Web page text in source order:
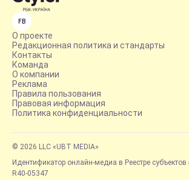
FB
О проекте
Редакционная политика и стандарты
Контакты
Команда
О компании
Реклама
Правила пользования
Правовая информация
Политика конфиденциальности
© 2026 LLC «UBT MEDIA»
Идентификатор онлайн-медиа в Реестре
R40-05347